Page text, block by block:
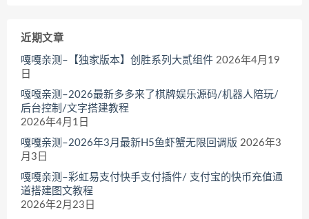
近期文章
嘎嘎亲测–【独家版本】创胜系列大贰组件 2026年4月19
日
嘎嘎亲测–2026最新多多来了棋牌娱乐源码/机器人陪玩/
后台控制/文字搭建教程
2026年4月1日
嘎嘎亲测–2026年3月最新H5鱼虾蟹无限回调版 2026年3
月3日
嘎嘎亲测–彩虹易支付快手支付插件/ 支付宝的快币充值通
道搭建图文教程
2026年2月23日